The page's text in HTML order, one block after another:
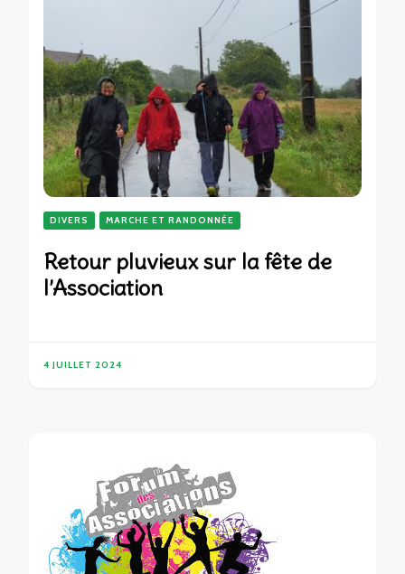
DIVERS MARCHE ET RANDONNÉE
Retour pluvieux sur la fête de
l’Association
4 JUILLET 2024